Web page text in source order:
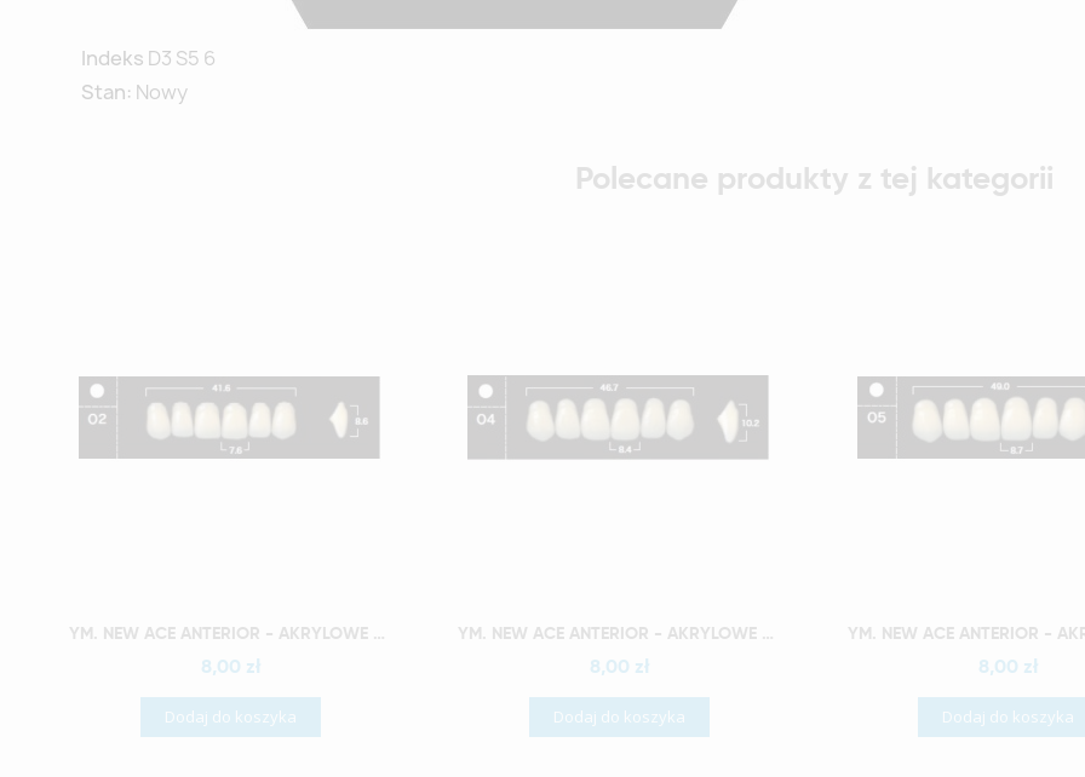
Indeks D3 S5 6
Stan: Nowy
Polecane produkty z tej kategorii
Szybki podgląd YM. NEW ACE ANTERIOR - AKRYLOWE ZĘBY SZTUCZNE - D3-O2
8,00 zł
Dodaj do koszyka
Szybki podgląd YM. NEW ACE ANTERIOR - AKRYLOWE ZĘBY SZTUCZNE - D3-O4
8,00 zł
Dodaj do koszyka
Szybki podgląd
8,00 zł
Dodaj do koszyka